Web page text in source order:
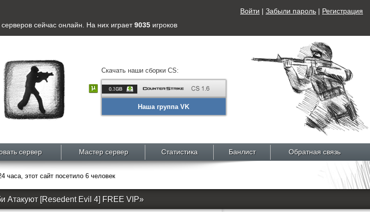
Войти | Забыли пароль | Регистрация
серверов сейчас онлайн. На них играет9035 игроков
Скачать наши сборки CS:
Наша группа VK
сервер Мастер сервер Статистика Банлист Обратная связь
часа, этот сайт посетило 6 человек
Атакуют [Resedent Evil 4] FREE VIP»